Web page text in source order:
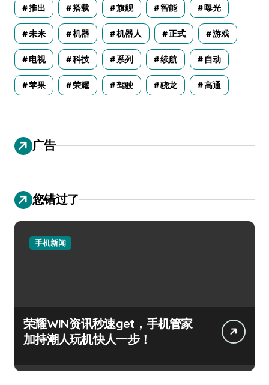
推出 搭载 旗舰 智能 曝光
未来 机器 机器人 正式 游戏
电视 科技 系列 续航 自动
苹果 荣耀 驾驶 骁龙 高通
广告
您错过了
手机新闻
荣耀WIN资讯秒速get，手机管家
加持潮人玩机快人一步！